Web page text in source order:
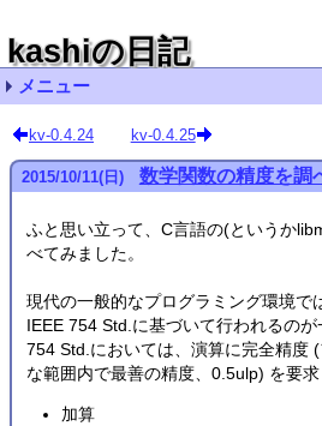
kashiの日記
メニュー
最近の記事一覧
kv-0.4.62
kv-0.4.61
kv-0.4.60
kv-0.4.59
非正規化数の計算は遅い？
最近のコメント一覧
Ubuntu 24.04 インストール (リ
Ubuntu LinuxでVMware
使うときの注意 qwaxgo
Ubuntu 20.04 インストール (8)
Ubuntu 20.04のBLAS (dgemm)
し
Ubuntu LinuxでVMware
使うときの注意 chmick
タグリスト
精度保証 (111)
ubuntu (73)
その他 (10)
自転車 (1)
kv-0.4.24 kv-0.4.25
2015/10/11(日) 数学関数の精度を調
ふと思い立って、C言語の(というか
べてみました。
現代の一般的なプログラミング環境で
IEEE 754 Std.に基づいて行われるの
754 Std.においては、演算に完全精度
な範囲内で最善の精度、0.5ulp) を要
加算